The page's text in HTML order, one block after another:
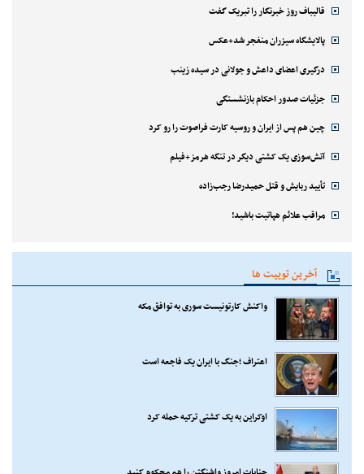
قالیباف روز خبرنگار را تبریک گفت
پالایشگاه سیزران منفجر شد+عکس
درگیری اعضای داعش و جولانی در سیده زینب
جزئیات صدور احکام بازنشستگی
چین هم پس از ایران و روسیه کارت فراصوت را رو کرد
آتش‌سوزی یک کشتی دیگر در تنگه هرمز+فیلم
تأیید ربایش و قتل حمیدرضا رجب‌زاده
مراقب علائم هپاتیت باشید!
آخرین توییت ها
واکنش کارتونیست سوری به توافق مکه
اعتراف ؛جنگ با ایران یک فاجعه است
اوکراین به یک کشتی ترکیه حمله کرد